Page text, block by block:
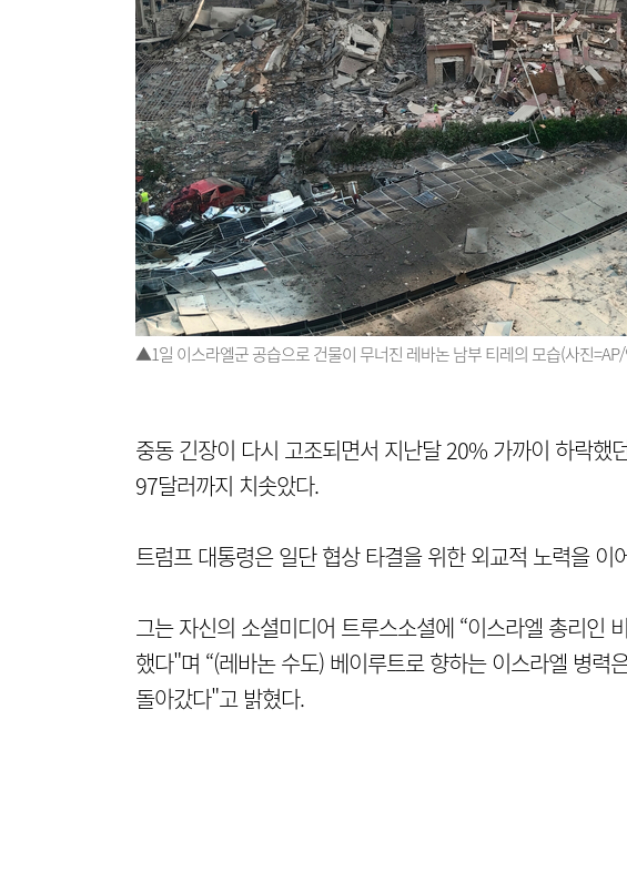
▲1일 이스라엘군 공습으로 건물이 무너진 레바논 남부 티레의 모습(사진
중동 긴장이 다시 고조되면서 지난달 20% 가까이 하락했
97달러까지 치솟았다.
트럼프 대통령은 일단 협상 타결을 위한 외교적 노력을 이
그는 자신의 소셜미디어 트루스소셜에 “이스라엘 총리인
했다"며 “(레바논 수도) 베이루트로 향하는 이스라엘 병력
돌아갔다"고 밝혔다.